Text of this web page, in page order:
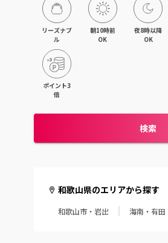
リーズナブ
ル
朝10時前
OK
夜8時以降
OK
ポイント3
倍
検索
和歌山県のエリアから探す
和歌山市・岩出 海南・有田